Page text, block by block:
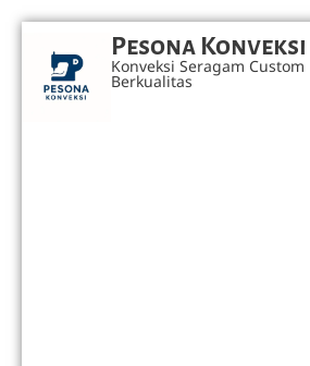
Pesona Konveksi
Konveksi Seragam Custom
Berkualitas